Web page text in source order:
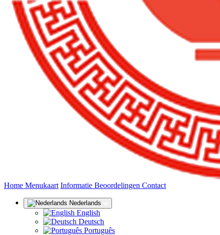
Home (huidige)
Menukaart Informatie Beoordelingen Contact
Nederlands
English
Deutsch
Português